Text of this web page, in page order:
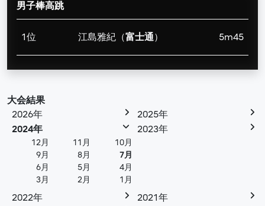
男子棒高跳
1位 江島雅紀（富士通） 5m45
大会結果
2026年
2025年
2024年
12月 11月
10月
9月
8月
7月
6月
5月
4月
3月
2月 1月
2023年
2022年
2021年